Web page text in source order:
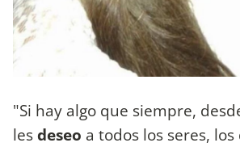
"Si hay algo que siempre,
lesdeseo a todos los seres,